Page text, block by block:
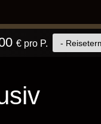
€ pro P.